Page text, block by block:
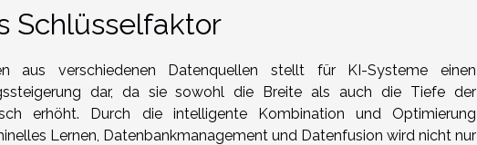
Schlüsselfaktor
aus verschiedenen Datenquellen stellt für KI-Systeme einen
dar, da sie sowohl die Breite als auch die Tiefe der
erhöht. Durch die intelligente Kombination und Optimierung
Lernen, Datenbankmanagement und Datenfusion wird nicht nur